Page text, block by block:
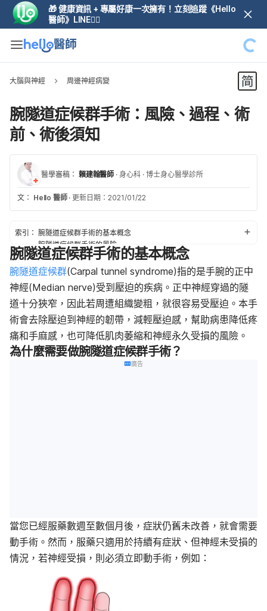
🎁 健康資訊 + 專屬好康一次擁有！立刻追蹤《Hello
醫師》LINE👆🏼
大腦與神經 周邊神經病變
腕隧道症候群手術：風險、過程、術
前、術後須知
醫學審稿： 賴建翰醫師 · 身心科 · 博士身心醫學診所
文： Hello 醫師 · 更新日期：2021/01/22
索引： 腕隧道症候群手術的基本概念
腕隧道症候群手術的風險
腕隧道症候群手術的術前準備與過程
腕隧道症候群手術的術後恢復
腕隧道症候群手術的基本概念
腕隧道症候群(Carpal tunnel syndrome)指的是手腕的正中
神經(Median nerve)受到壓迫的疾病。正中神經穿過的隧
道十分狹窄，因此若周遭組織變粗，就很容易受壓迫。本手
術會去除壓迫到神經的韌帶，減輕壓迫感，幫助病患降低疼
痛和手麻感，也可降低肌肉萎縮和神經永久受損的風險。
為什麼需要做腕隧道症候群手術？
廣告
當您已經服藥數週至數個月後，症狀仍舊未改善，就會需要
動手術。然而，服藥只適用於持續有症狀、但神經未受損的
情況，若神經受損，則必須立即動手術，例如：